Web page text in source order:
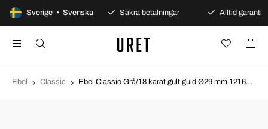
Sverige • Svenska
100 dagars öppet köp Säkra betalningar Alltid garanti
Ebel Classic Ebel Classic Grå/18 karat gult guld Ø29 mm 1216642